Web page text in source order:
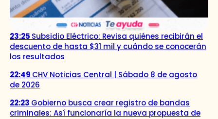
23:25 Subsidio Eléctrico: Revisa quiénes recibirán el
descuento de hasta $31 mil y cuándo se conocerán
los resultados
22:49 CHV Noticias Central | Sábado 8 de agosto
de 2026
22:23 Gobierno busca crear registro de bandas
criminales: Así funcionaría la nueva propuesta de